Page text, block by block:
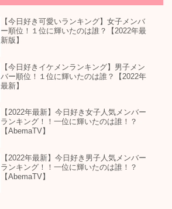
【今日好き可愛いランキング】女子メンバ
ー順位！１位に輝いたのは誰？【2022年最
新版】
【今日好きイケメンランキング】男子メン
バー順位！１位に輝いたのは誰？【2022年
最新】
【2022年最新】今日好き女子人気メンバー
ランキング！！一位に輝いたのは誰！？
【AbemaTV】
【2022年最新】今日好き男子人気メンバー
ランキング！！一位に輝いたのは誰！？
【AbemaTV】